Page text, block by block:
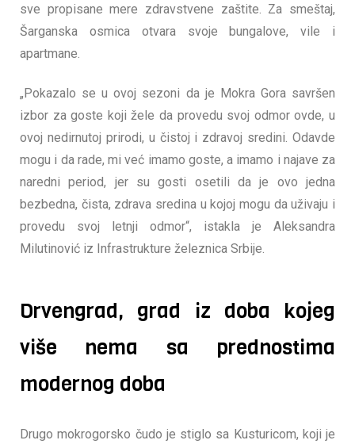
sve propisane mere zdravstvene zaštite. Za smeštaj,
Šarganska osmica otvara svoje bungalove, vile i
apartmane.
„Pokazalo se u ovoj sezoni da je Mokra Gora savršen
izbor za goste koji žele da provedu svoj odmor ovde, u
ovoj nedirnutoj prirodi, u čistoj i zdravoj sredini. Odavde
mogu i da rade, mi već imamo goste, a imamo i najave za
naredni period, jer su gosti osetili da je ovo jedna
bezbedna, čista, zdrava sredina u kojoj mogu da uživaju i
provedu svoj letnji odmor“, istakla je Aleksandra
Milutinović iz Infrastrukture železnica Srbije.
Drvengrad, grad iz doba kojeg
više nema sa prednostima
modernog doba
Drugo mokrogorsko čudo je stiglo sa Kusturicom, koji je